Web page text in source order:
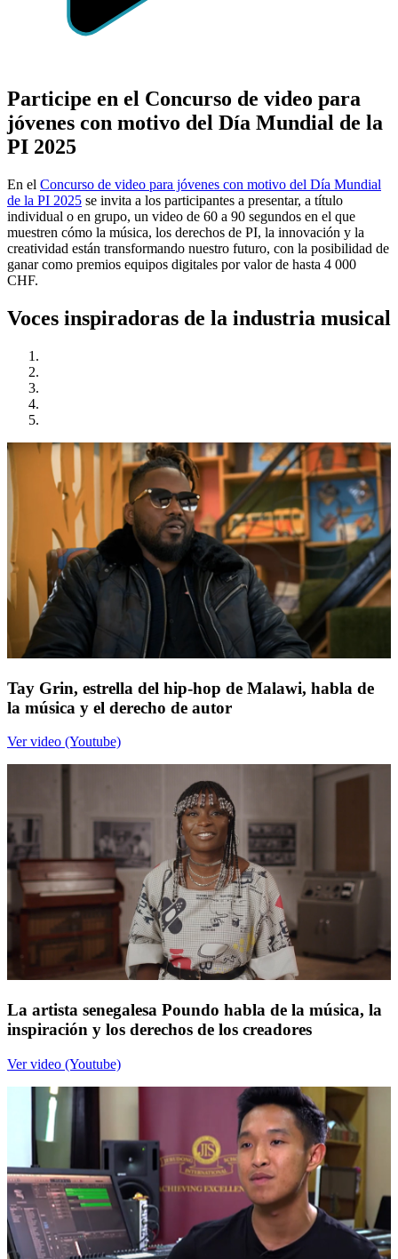
Participe en el Concurso de video para
jóvenes con motivo del Día Mundial de la
PI 2025
En el Concurso de video para jóvenes con motivo del Día Mundial
de la PI 2025 se invita a los participantes a presentar, a título
individual o en grupo, un video de 60 a 90 segundos en el que
muestren cómo la música, los derechos de PI, la innovación y la
creatividad están transformando nuestro futuro, con la posibilidad de
ganar como premios equipos digitales por valor de hasta 4 000
CHF.
Voces inspiradoras de la industria musical
Tay Grin, estrella del hip-hop de Malawi, habla de
la música y el derecho de autor
Ver video (Youtube)
La artista senegalesa Poundo habla de la música, la
inspiración y los derechos de los creadores
Ver video (Youtube)